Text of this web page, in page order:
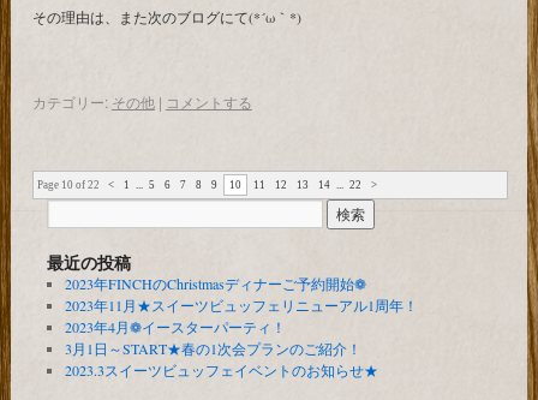
その理由は、また次のブログにて(*´ω｀*)
カテゴリー: その他 | コメントする
Page 10 of 22 < 1 ... 5 6 7 8 9 10 11 12 13 14 ... 22 >
最近の投稿
2023年FINCHのChristmasディナーご予約開始❁
2023年11月★スイーツビュッフェリニューアル1周年！
2023年4月❁イースターパーティ！
3月1日～START★春の1次会プランのご紹介！
2023.3スイーツビュッフェイベントのお知らせ★